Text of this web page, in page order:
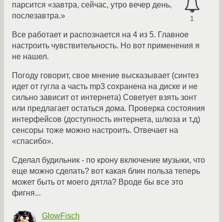
1
парсится «завтра, сейчас, утро вечер день,
послезавтра.»
Все работает и распознается на 4 из 5. Главное
настроить чувствительность. Но вот применения я
не нашел.
Погоду говорит, свое мнение высказывает (синтез
идет от гугла а часть mp3 сохранена на диске и не
сильно зависит от интернета) Советует взять зонт
или предлагает остаться дома. Проверка состояния
интерфейсов (доступность интернета, шлюза и т.д)
сенсоры тоже можно настроить. Отвечает на
«спасибо».
Сделал будильник - по крону включение музыки, что
еще можно сделать? вот какая блин польза теперь
может быть от моего дятла? Вроде бы все это
фигня...
GlowFisch